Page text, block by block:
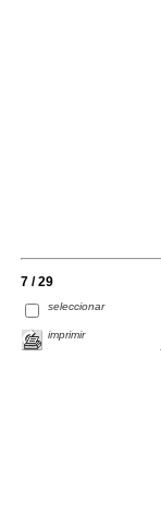
7 / 29
seleccionar
imprimir